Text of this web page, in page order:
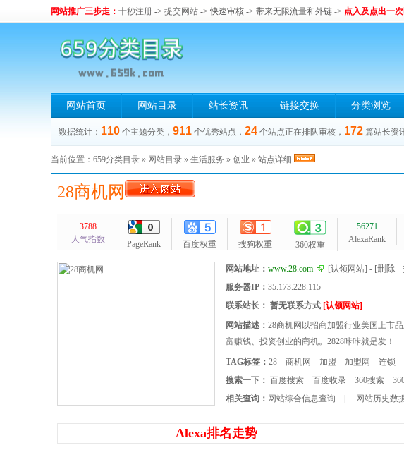
网站推广三步走： 十秒注册 -> 提交网站 -> 快速审核 -> 带来无限流量和外链 -> 点入及点出一
网站首页 网站目录 站长资讯 链接交换 分类浏览
数据统计： 110 个主题分类， 911 个优秀站点， 24 个站点正在排队审核， 172 篇站长资
当前位置： 659分类目录 » 网站目录 » 生活服务 » 创业 » 站点详细
28商机网
3788
人气指数
PageRank 百度权重 搜狗权重 360权重
56271
AlexaRank
网站地址： www.28.com [认领网站] - [删除 -
服务器IP： 35.173.228.115
联系站长： 暂无联系方式 [认领网站]
网站描述： 28商机网以招商加盟行业美国上市
富赚钱、投资创业的商机。2828咔咔就是发！
TAG标签： 28 商机网 加盟 加盟网 连锁
搜索一下： 百度搜索 百度收录 360搜索
相关查询： 网站综合信息查询 网站历史数
Alexa排名走势